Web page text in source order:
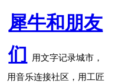
犀牛和朋友
们 用文字记录城市，
用音乐连接社区，用工匠